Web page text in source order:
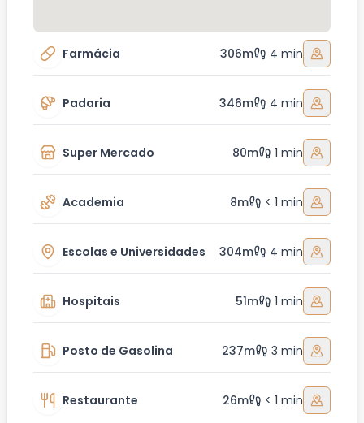
Farmácia 306m 4 min
Padaria 346m 4 min
Super Mercado 80m 1 min
Academia 8m < 1 min
Escolas e Universidades 304m 4 min
Hospitais 51m 1 min
Posto de Gasolina 237m 3 min
Restaurante 26m < 1 min